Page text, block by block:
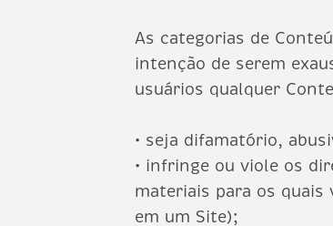
As categorias de
intenção de serem
usuários qualquer
• seja difamatório,
• infringe ou viole os
materiais para os
em um Site);